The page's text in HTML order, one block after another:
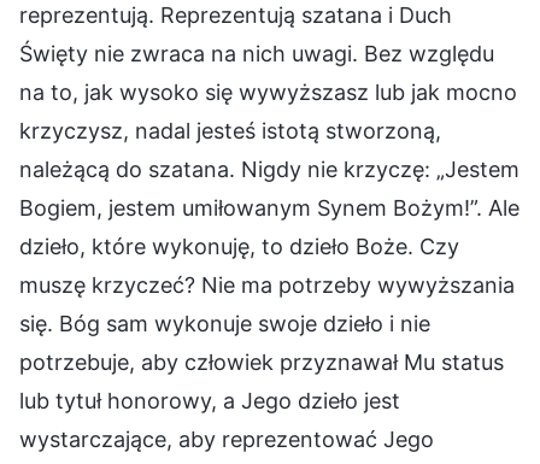
reprezentują. Reprezentują szatana i Duch
Święty nie zwraca na nich uwagi. Bez względu
na to, jak wysoko się wywyższasz lub jak mocno
krzyczysz, nadal jesteś istotą stworzoną,
należącą do szatana. Nigdy nie krzyczę: „Jestem
Bogiem, jestem umiłowanym Synem Bożym!”. Ale
dzieło, które wykonuję, to dzieło Boże. Czy
muszę krzyczeć? Nie ma potrzeby wywyższania
się. Bóg sam wykonuje swoje dzieło i nie
potrzebuje, aby człowiek przyznawał Mu status
lub tytuł honorowy, a Jego dzieło jest
wystarczające, aby reprezentować Jego